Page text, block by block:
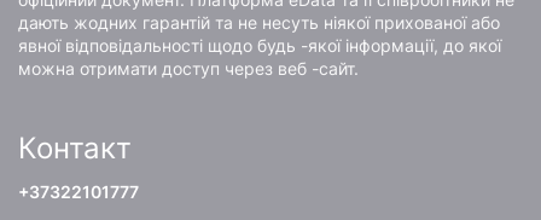
дають жодних гарантій та не несуть ніякої прихованої або
явної відповідальності щодо будь -якої інформації, до якої
можна отримати доступ через веб -сайт.
Контакт
+37322101777